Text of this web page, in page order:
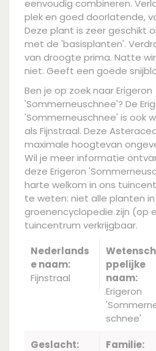
eenvoudig combineren.
plek en goed doorlatende,
Deze plant is zeer geschikt
met de 'basisplanten'.
van droogte prima. Natte
niet. Geeft een goede
Ben je op zoek naar Erigeron
'Sommerneuschnee'? De
'Sommerneuschnee' is ook
als Fijnstraal. Deze
maximale hoogtevan
Wil je meer informatie
deze Erigeron
harte welkom in ons
te weten: niet alle planten
groenencyclopedie zijn (op
tuincentrum verkrijgbaar.
Nederlands
e naam:
Fijnstraal
ppelijke
naam:
Erigeron
schnee'
Geslacht:
Familie: